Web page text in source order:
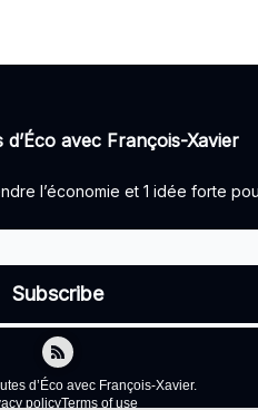
d’Éco avec François-Xavier
l’économie et 1 idée forte
d’Éco avec François-Xavier.
policyTerms of use